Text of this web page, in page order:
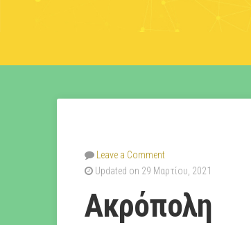
Leave a Comment
Updated on 29 Μαρτίου, 2021
Ακρόπολη